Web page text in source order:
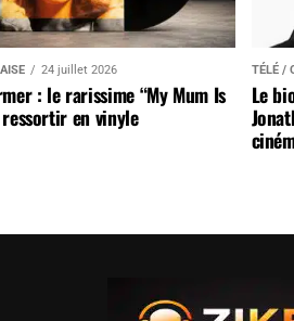
24 juillet 2026
: le rarissime “My Mum Is
ressortir en vinyle
TÉLÉ /
Le